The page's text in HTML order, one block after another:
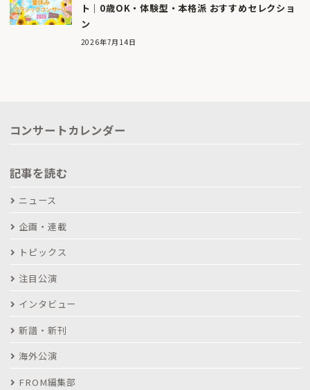
ト｜0歳OK・体験型・本格派 おすすめセレクショ
ン
2026年7月14日
コンサートカレンダー
記事を読む
ニュース
企画・連載
トピックス
注目公演
インタビュー
新譜・新刊
海外公演
FROM編集部